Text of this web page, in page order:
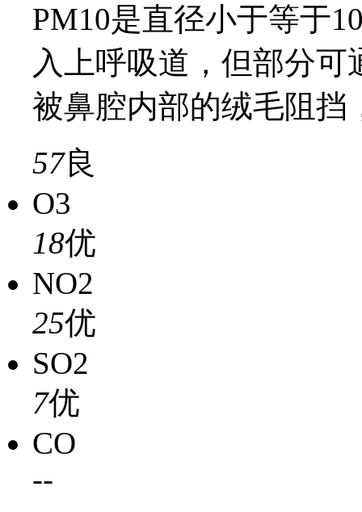
PM10是直径小于等于
入上呼吸道，但部分
被鼻腔内部的绒毛阻挡
57良
O3
18优
NO2
25优
SO2
7优
CO
--